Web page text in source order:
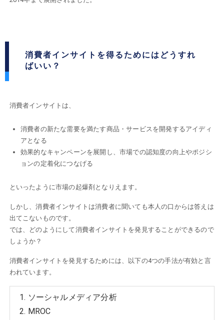
消費者インサイトを得るためにはどうすれ
ばいい？
消費者インサイトは、
消費者の新たな需要を満たす商品・サービスを開発するアイディ
アとなる
効果的なキャンペーンを展開し、市場での認知度の向上やポジシ
ョンの定着化につなげる
といったように市場の起爆剤となりえます。
しかし、消費者インサイトは消費者に聞いても本人の口からは答えは
出てこないものです。
では、どのようにして消費者インサイトを発見することができるので
しょうか？
消費者インサイトを発見するためには、以下の4つの手法が有効と言
われています。
ソーシャルメディア分析
MROC